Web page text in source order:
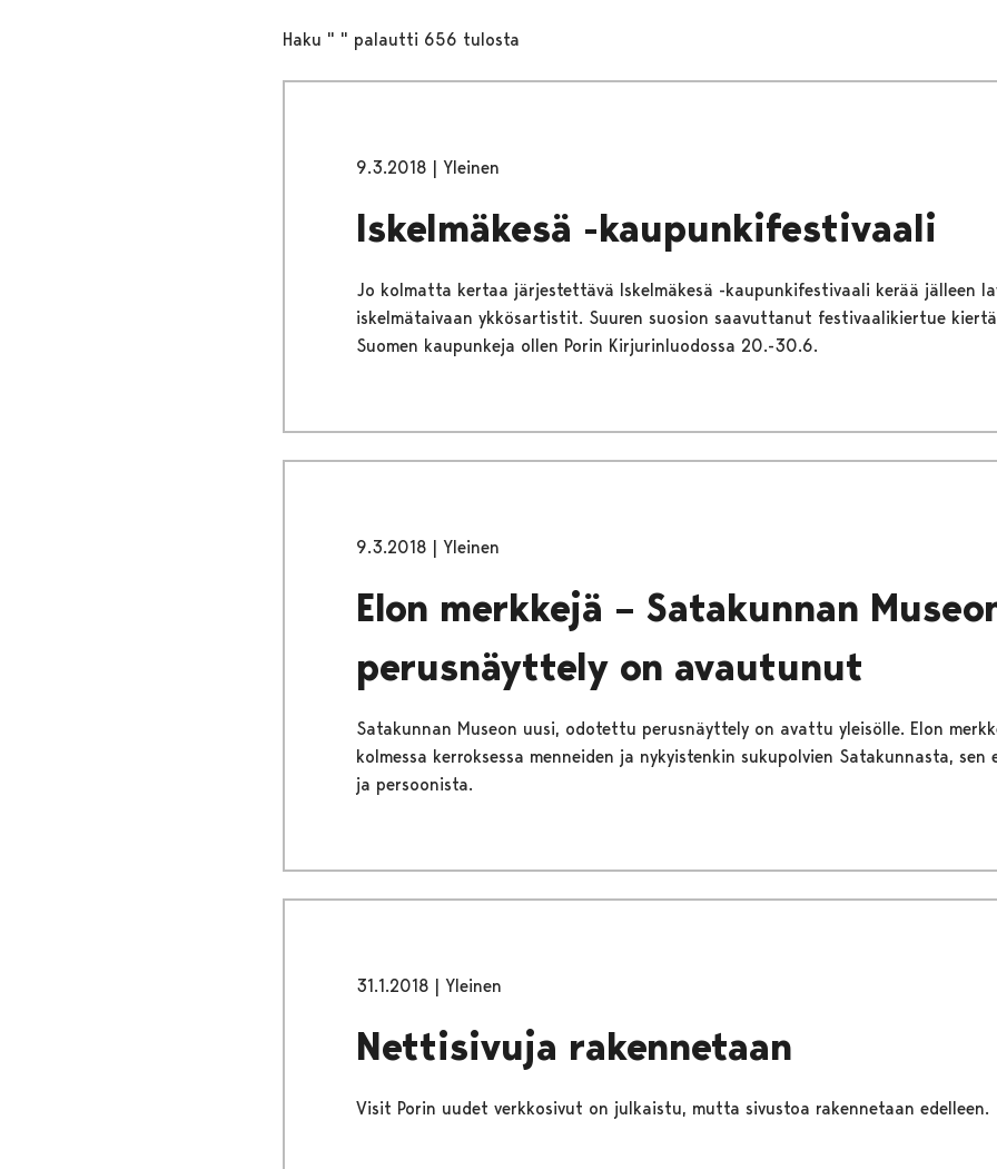
Haku " " palautti 656 tulosta
9.3.2018 | Yleinen
Iskelmäkesä -kaupunkifestivaali
Jo kolmatta kertaa järjestettävä Iskelmäkesä -kaupunkifestivaali kerää jälleen
iskelmätaivaan ykkösartistit. Suuren suosion saavuttanut festivaalikiertue
Suomen kaupunkeja ollen Porin Kirjurinluodossa 20.-30.6.
9.3.2018 | Yleinen
Elon merkkejä – Satakunnan
perusnäyttely on avautunut
Satakunnan Museon uusi, odotettu perusnäyttely on avattu yleisölle. Elon
kolmessa kerroksessa menneiden ja nykyistenkin sukupolvien Satakunnasta, sen
ja persoonista.
31.1.2018 | Yleinen
Nettisivuja rakennetaan
Visit Porin uudet verkkosivut on julkaistu, mutta sivustoa rakennetaan edelleen.